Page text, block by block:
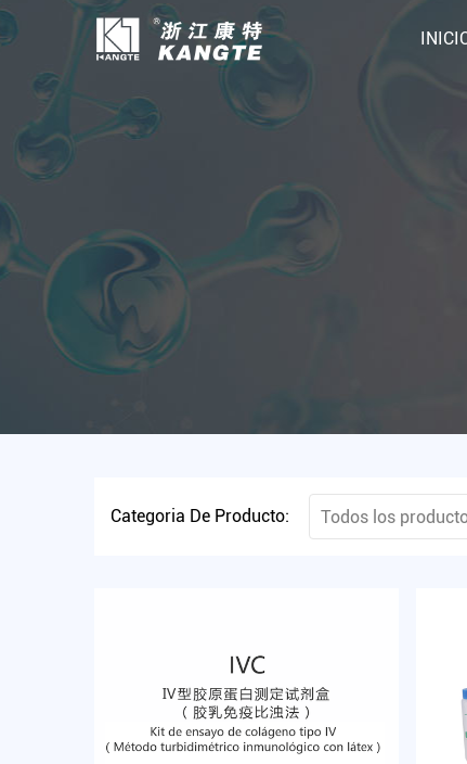
Categoria De Producto: Todos los